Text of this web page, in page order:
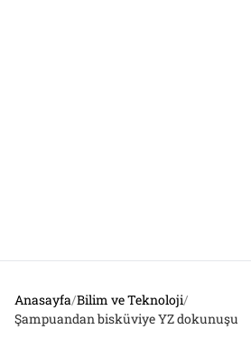
Anasayfa/Bilim ve Teknoloji/
Şampuandan bisküviye YZ dokunuşu